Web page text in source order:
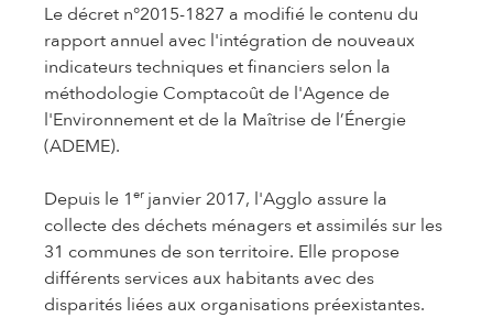
Le décret n°2015-1827 a modifié le contenu du
rapport annuel avec l'intégration de nouveaux
indicateurs techniques et financiers selon la
méthodologie Comptacoût de l'Agence de
l'Environnement et de la Maîtrise de l’Énergie
(ADEME).
Depuis le 1 er janvier 2017, l'Agglo assure la
collecte des déchets ménagers et assimilés sur les
31 communes de son territoire. Elle propose
différents services aux habitants avec des
disparités liées aux organisations préexistantes.